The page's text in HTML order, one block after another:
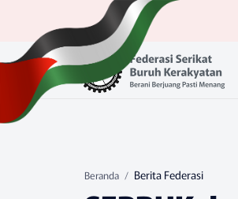
Beranda Berita Federasi